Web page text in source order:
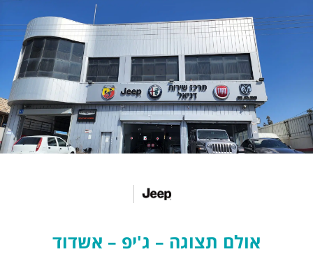
אולם תצוגה – ג'יפ – אשדוד